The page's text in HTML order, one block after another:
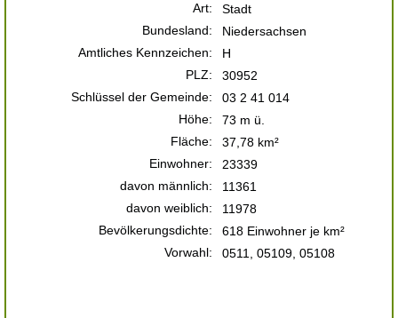
Art:
Stadt
Bundesland:
Niedersachsen
Amtliches Kennzeichen:
H
PLZ:
30952
Schlüssel der Gemeinde:
03 2 41 014
Höhe:
73 m ü.
Fläche:
37,78 km²
Einwohner:
23339
davon männlich:
11361
davon weiblich:
11978
Bevölkerungsdichte:
618 Einwohner je km²
Vorwahl:
0511, 05109, 05108